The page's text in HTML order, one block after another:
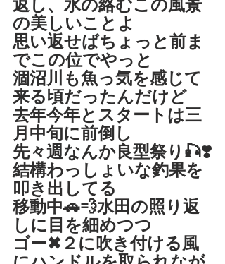
返し、水の絡むこの風景
の美しいことよ
思い返せばちょっと前ま
でこの位でやっと
涸沼川も魚っ気を感じて
来る頃だったんだけど
去年今年とスタートは三
月中旬に前倒し
先々週なんか良型祭り🎣❣️
結構わっしょいな釣果を
叩き出してる
移動中🚗💨水田の照り返
しに目を細めつつ
ゴー✖︎２に吹き付ける風